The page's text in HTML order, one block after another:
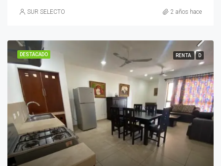
SUR SELECTO 2 años hace
DESTACADO RENTA D